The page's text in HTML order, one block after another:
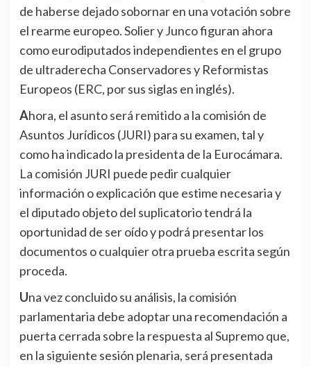
de haberse dejado sobornar en una votación sobre
el rearme europeo. Solier y Junco figuran ahora
como eurodiputados independientes en el grupo
de ultraderecha Conservadores y Reformistas
Europeos (ERC, por sus siglas en inglés).
Ahora, el asunto será remitido a la comisión de
Asuntos Jurídicos (JURI) para su examen, tal y
como ha indicado la presidenta de la Eurocámara.
La comisión JURI puede pedir cualquier
información o explicación que estime necesaria y
el diputado objeto del suplicatorio tendrá la
oportunidad de ser oído y podrá presentar los
documentos o cualquier otra prueba escrita según
proceda.
Una vez concluido su análisis, la comisión
parlamentaria debe adoptar una recomendación a
puerta cerrada sobre la respuesta al Supremo que,
en la siguiente sesión plenaria, será presentada